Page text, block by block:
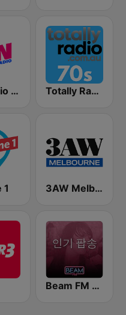
Fun Radio FRANCE Totally Radio 70s
1 3AW Melbourne
Beam FM - 취향저격 감각 팝송